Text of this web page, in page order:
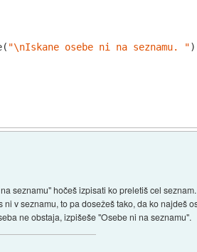
"\nIskane osebe ni na seznamu. "
seznamu" hočeš izpisati ko preletiš cel
v seznamu, to pa dosežeš tako, da ko najdeš
ne obstaja, izpišeše "Osebe ni na seznamu".